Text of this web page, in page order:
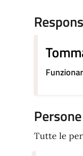
Persone
Tutte le